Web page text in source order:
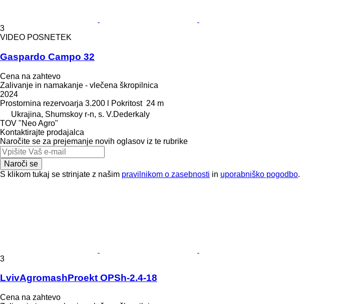
3
VIDEO POSNETEK
Gaspardo Campo 32
Cena na zahtevo
Zalivanje in namakanje - vlečena škropilnica
2024
Prostornina rezervoarja 3.200 l Pokritost 24 m
Ukrajina, Shumskoy r-n, s. V.Dederkaly
TOV "Neo Agro"
Kontaktirajte prodajalca
Naročite se za prejemanje novih oglasov iz te rubrike
Naroči se
S klikom tukaj se strinjate z našim pravilnikom o zasebnosti in uporabniško pogodbo.
3
LvivAgromashProekt OPSh-2.4-18
Cena na zahtevo